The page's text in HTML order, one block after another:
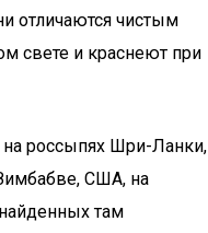
отличаются чистым
свете и краснеют при
россыпях Шри-Ланки,
США, на
там